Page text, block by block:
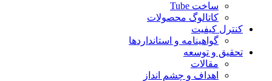
ساخت Tube
کاتالوگ محصولات
کنترل کیفیت
گواهينامه و استانداردها
تحقيق و توسعه
مقالات
اهداف و چشم انداز